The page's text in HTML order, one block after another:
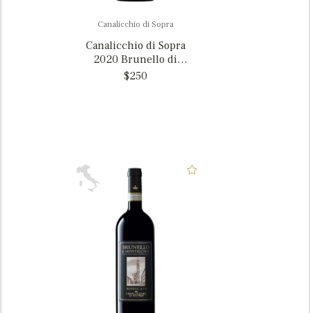
Canalicchio di Sopra
Canalicchio di Sopra
2020 Brunello di
Montalcino 'Vigna
$250